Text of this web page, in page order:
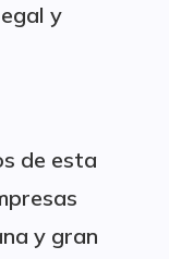
y
de esta
y gran